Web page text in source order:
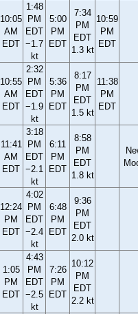
10:05
AM
EDT
1:48
PM
EDT
−1.7
kt
5:00
PM
EDT
7:34
PM
EDT
1.3 kt
10:59
PM
EDT
10:55
AM
EDT
2:32
PM
EDT
−1.9
kt
5:36
PM
EDT
8:17
PM
EDT
1.5 kt
11:38
PM
EDT
11:41
AM
EDT
3:18
PM
EDT
−2.1
kt
6:11
PM
EDT
8:58
PM
EDT
1.8 kt
12:24
PM
EDT
4:02
PM
EDT
−2.4
kt
6:48
PM
EDT
9:36
PM
EDT
2.0 kt
1:05
PM
EDT
4:43
PM
EDT
−2.5
kt
7:26
PM
EDT
10:12
PM
EDT
2.2 kt